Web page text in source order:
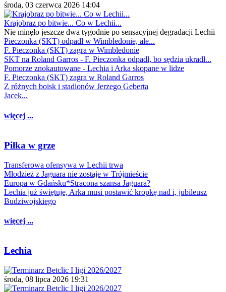
środa, 03 czerwca 2026 14:04
Krajobraz po bitwie... Co w Lechii...
Nie minęło jeszcze dwa tygodnie po sensacyjnej degradacji Lechii
Pieczonka (SKT) odpadł w Wimbledonie, ale...
F. Pieczonka (SKT) zagra w Wimbledonie
SKT na Roland Garros - F. Pieczonka odpadł, bo sędzia ukradł...
Pomorze znokautowane - Lechia i Arka skopane w lidze
F. Pieczonka (SKT) zagra w Roland Garros
Z różnych boisk i stadionów Jerzego Geberta
Jacek...
więcej ...
Piłka w grze
Transferowa ofensywa w Lechii trwa
Młodzież z Jaguara nie zostaje w Trójmieście
Europa w Gdańsku*Stracona szansa Jaguara?
Lechia już świętuje, Arka musi postawić kropkę nad i, jubileusz
Budziwojskiego
więcej ...
Lechia
środa, 08 lipca 2026 19:31